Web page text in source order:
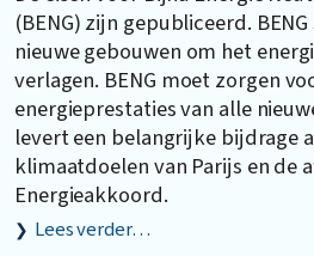
(BENG) zijn gepubliceerd.
nieuwe gebouwen om het
verlagen. BENG moet zorgen
energieprestaties van alle
levert een belangrijke bijdrage
klimaatdoelen van Parijs en de
Energieakkoord.
Lees verder…